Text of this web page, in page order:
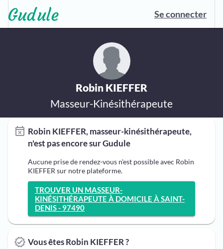
Se connecter
Robin KIEFFER
Masseur-Kinésithérapeute
Robin KIEFFER, masseur-kinésithérapeute,
n'est pas encore sur Gudule
Aucune prise de rendez-vous n'est possible avec Robin
KIEFFER sur notre plateforme.
TROUVER UN MASSEUR-
KINÉSITHÉRAPEUTE À DOMICILE À SAINT-
DENIS - 97490
Vous êtes Robin KIEFFER ?